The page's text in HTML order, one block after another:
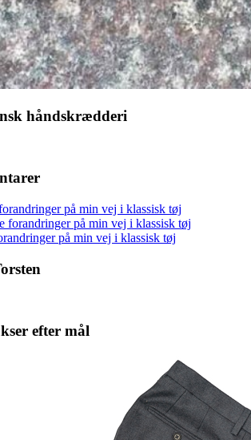
håndskrædderi
på min vej i klassisk tøj
forandringer på min vej i klassisk tøj
på min vej i klassisk tøj
efter mål